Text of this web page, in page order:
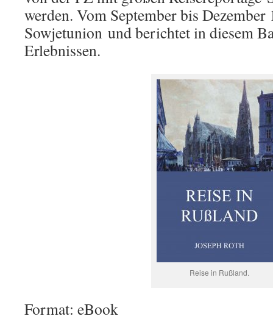
werden. Vom September bis Dezember
Sowjetunion und berichtet in diesem
Erlebnissen.
Reise in Rußland.
Format: eBook